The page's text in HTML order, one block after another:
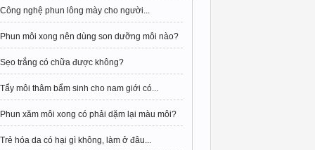
Công nghệ phun lông mày cho người...
Phun môi xong nên dùng son dưỡng môi nào?
Sẹo trắng có chữa được không?
Tẩy môi thâm bẩm sinh cho nam giới có...
Phun xăm môi xong có phải dặm lại màu môi?
Trẻ hóa da có hại gì không, làm ở đâu...